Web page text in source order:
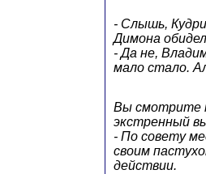
- Слышь,
Димона
- Да не,
мало стало.
Вы смотрите
экстренный
- По совету
своим
действии.